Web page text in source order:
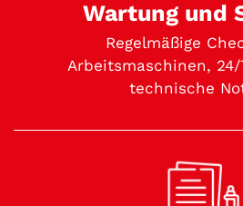
Wartung und
Regelmäßige
Arbeitsmaschinen,
technische